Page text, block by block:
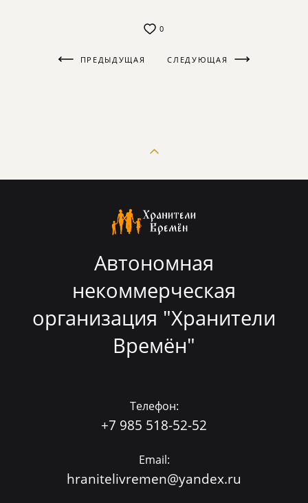
0
ПРЕДЫДУЩАЯ СЛЕДУЮЩАЯ
Автономная
некоммерческая
организация "Хранители
Времён"
Телефон:
+7 985 518-52-52
Email:
hranitelivremen@yandex.ru